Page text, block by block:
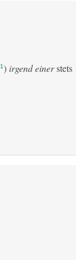
1) irgend einerstets